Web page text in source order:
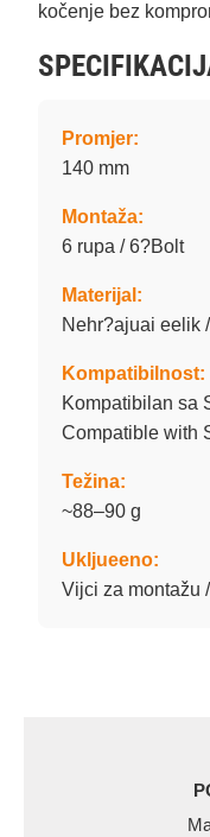
kočenje bez
Promjer:
140 mm
Montaža:
6 rupa / 6?Bolt
Materijal:
Nehr?ajuai eelik
Kompatibilnost:
Kompatibilan sa
Compatible with
Težina:
~88–90 g
Ukljueeno:
Vijci za montažu